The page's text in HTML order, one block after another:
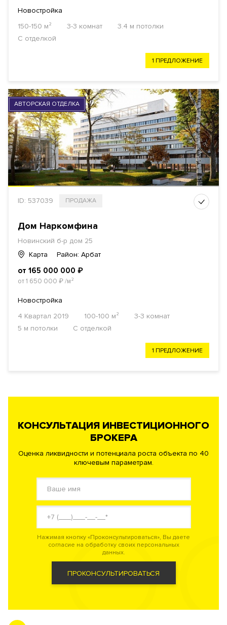
Новостройка
150-150 м²
3-3 комнат
3.4 м потолки
С отделкой
1 ПРЕДЛОЖЕНИЕ
АВТОРСКАЯ ОТДЕЛКА
ID: 537039 ПРОДАЖА
Дом Наркомфина
Новинский б-р дом 25
Карта
Район: Арбат
от 165 000 000 ₽
от 1 650 000 ₽/м²
Новостройка
4 Квартал 2019
100-100 м²
3-3 комнат
5 м потолки
С отделкой
1 ПРЕДЛОЖЕНИЕ
КОНСУЛЬТАЦИЯ ИНВЕСТИЦИОННОГО
БРОКЕРА
Оценка ликвидности и потенциала роста объекта по 40
ключевым параметрам.
Нажимая кнопку «Проконсультироваться», Вы даете
согласие на обработку своих персональных
данных.
ПРОКОНСУЛЬТИРОВАТЬСЯ